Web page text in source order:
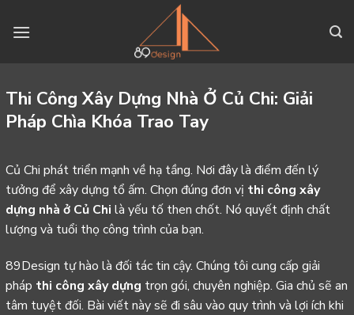
Thi Công Xây Dựng Nhà Ở Củ Chi: Giải
Pháp Chìa Khóa Trao Tay
Củ Chi phát triển mạnh về hạ tầng. Nơi đây là điểm đến lý
tưởng để xây dựng tổ ấm. Chọn đúng đơn vị thi công xây
dựng nhà ở Củ Chi là yếu tố then chốt. Nó quyết định chất
lượng và tuổi thọ công trình của bạn.
89Design tự hào là đối tác tin cậy. Chúng tôi cung cấp giải
pháp thi công xây dựng trọn gói, chuyên nghiệp. Gia chủ sẽ an
tâm tuyệt đối. Bài viết này sẽ đi sâu vào quy trình và lợi ích khi